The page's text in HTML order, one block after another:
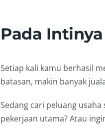
Pada Intinya
Setiap kali kamu berhasil
batasan, makin banyak
Sedang cari peluang
pekerjaan utama? Atau